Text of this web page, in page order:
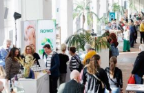
Untermenü
Untermenü
Untermenü